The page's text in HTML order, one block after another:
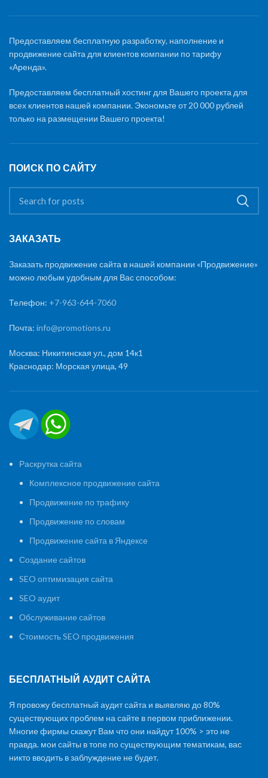
Предоставляем бесплатную разработку, наполнение и
продвижение сайта для клиентов компании по тарифу
«Аренда».
Предоставляем бесплатный хостинг для Вашего проекта для
всех клиентов нашей компании. Экономьте от 20 000 рублей
только на размещении Вашего проекта!
ПОИСК ПО САЙТУ
ЗАКАЗАТЬ
Заказать продвижение сайта в нашей компании «Продвижение»
можно любым удобным для Вас способом:
Телефон: +7-963-644-7060
Почта: info@promotions.ru
Москва: Никитинская ул., дом 14к1
Краснодар: Морская улица, 49
Раскрутка сайта
Комплексное продвижение сайта
Продвижение по трафику
Продвижение по словам
Продвижение сайта в Яндексе
Создание сайтов
SEO оптимизация сайта
SEO аудит
Обслуживание сайтов
Стоимость SEO продвижения
БЕСПЛАТНЫЙ АУДИТ САЙТА
Я провожу бесплатный аудит сайта и выявляю до 80%
существующих проблем на сайте в первом приближении.
Многие фирмы скажут Вам что они найдут 100% > это не
правда. мои сайты в топе по существующим тематикам, вас
никто вводить в заблуждение не будет.